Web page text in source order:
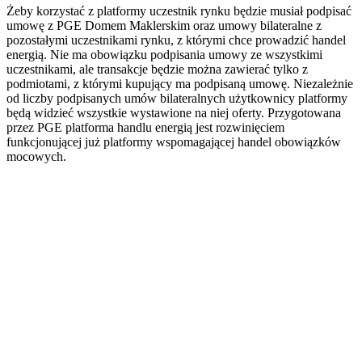
Żeby korzystać z platformy uczestnik rynku będzie musiał podpisać
umowę z PGE Domem Maklerskim oraz umowy bilateralne z
pozostałymi uczestnikami rynku, z którymi chce prowadzić handel
energią. Nie ma obowiązku podpisania umowy ze wszystkimi
uczestnikami, ale transakcje będzie można zawierać tylko z
podmiotami, z którymi kupujący ma podpisaną umowę. Niezależnie
od liczby podpisanych umów bilateralnych użytkownicy platformy
będą widzieć wszystkie wystawione na niej oferty. Przygotowana
przez PGE platforma handlu energią jest rozwinięciem
funkcjonującej już platformy wspomagającej handel obowiązków
mocowych.